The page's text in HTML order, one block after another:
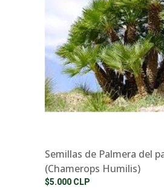
Semillas de Palmera del
(Chamerops Humilis)
$5.000 CLP